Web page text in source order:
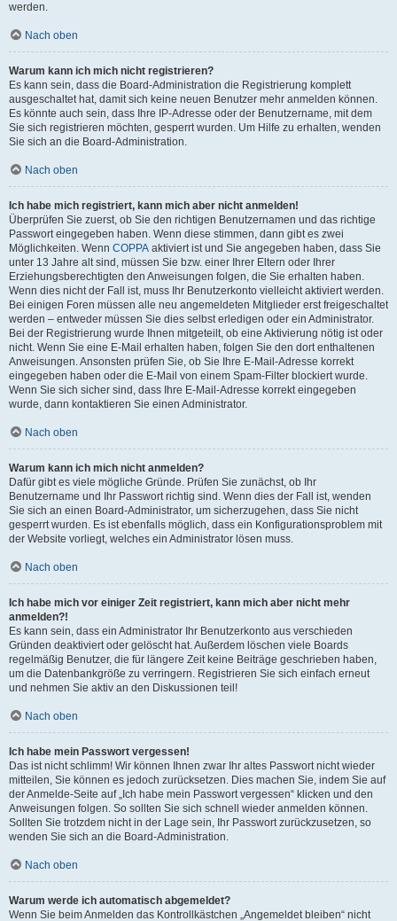
werden.
Nach oben
Warum kann ich mich nicht registrieren?
Es kann sein, dass die Board-Administration die Registrierung komplett
ausgeschaltet hat, damit sich keine neuen Benutzer mehr anmelden können.
Es könnte auch sein, dass Ihre IP-Adresse oder der Benutzername, mit dem
Sie sich registrieren möchten, gesperrt wurden. Um Hilfe zu erhalten, wenden
Sie sich an die Board-Administration.
Nach oben
Ich habe mich registriert, kann mich aber nicht anmelden!
Überprüfen Sie zuerst, ob Sie den richtigen Benutzernamen und das richtige
Passwort eingegeben haben. Wenn diese stimmen, dann gibt es zwei
Möglichkeiten. Wenn COPPA aktiviert ist und Sie angegeben haben, dass Sie
unter 13 Jahre alt sind, müssen Sie bzw. einer Ihrer Eltern oder Ihrer
Erziehungsberechtigten den Anweisungen folgen, die Sie erhalten haben.
Wenn dies nicht der Fall ist, muss Ihr Benutzerkonto vielleicht aktiviert werden.
Bei einigen Foren müssen alle neu angemeldeten Mitglieder erst freigeschaltet
werden – entweder müssen Sie dies selbst erledigen oder ein Administrator.
Bei der Registrierung wurde Ihnen mitgeteilt, ob eine Aktivierung nötig ist oder
nicht. Wenn Sie eine E-Mail erhalten haben, folgen Sie den dort enthaltenen
Anweisungen. Ansonsten prüfen Sie, ob Sie Ihre E-Mail-Adresse korrekt
eingegeben haben oder die E-Mail von einem Spam-Filter blockiert wurde.
Wenn Sie sich sicher sind, dass Ihre E-Mail-Adresse korrekt eingegeben
wurde, dann kontaktieren Sie einen Administrator.
Nach oben
Warum kann ich mich nicht anmelden?
Dafür gibt es viele mögliche Gründe. Prüfen Sie zunächst, ob Ihr
Benutzername und Ihr Passwort richtig sind. Wenn dies der Fall ist, wenden
Sie sich an einen Board-Administrator, um sicherzugehen, dass Sie nicht
gesperrt wurden. Es ist ebenfalls möglich, dass ein Konfigurationsproblem mit
der Website vorliegt, welches ein Administrator lösen muss.
Nach oben
Ich habe mich vor einiger Zeit registriert, kann mich aber nicht mehr
anmelden?!
Es kann sein, dass ein Administrator Ihr Benutzerkonto aus verschieden
Gründen deaktiviert oder gelöscht hat. Außerdem löschen viele Boards
regelmäßig Benutzer, die für längere Zeit keine Beiträge geschrieben haben,
um die Datenbankgröße zu verringern. Registrieren Sie sich einfach erneut
und nehmen Sie aktiv an den Diskussionen teil!
Nach oben
Ich habe mein Passwort vergessen!
Das ist nicht schlimm! Wir können Ihnen zwar Ihr altes Passwort nicht wieder
mitteilen, Sie können es jedoch zurücksetzen. Dies machen Sie, indem Sie auf
der Anmelde-Seite auf „Ich habe mein Passwort vergessen“ klicken und den
Anweisungen folgen. So sollten Sie sich schnell wieder anmelden können.
Sollten Sie trotzdem nicht in der Lage sein, Ihr Passwort zurückzusetzen, so
wenden Sie sich an die Board-Administration.
Nach oben
Warum werde ich automatisch abgemeldet?
Wenn Sie beim Anmelden das Kontrollkästchen „Angemeldet bleiben“ nicht